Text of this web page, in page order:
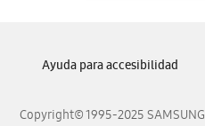
Copyright© 1995-2025
Ayuda para accesibilidad